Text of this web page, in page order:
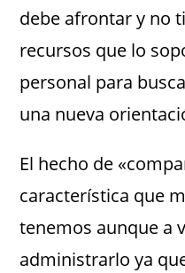
debe afrontar y no
recursos que lo
personal para
una nueva
El hecho de
característica que
tenemos aunque a
administrarlo ya